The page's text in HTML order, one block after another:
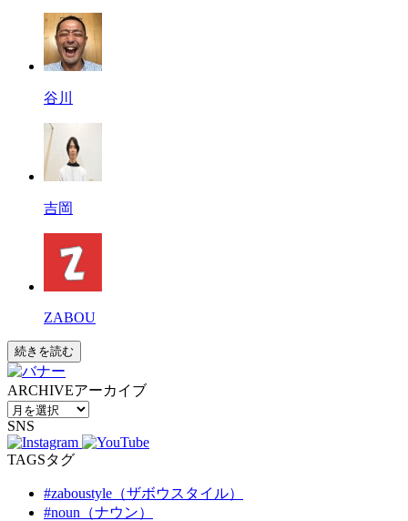
谷川
吉岡
ZABOU
続きを読む
ARCHIVEアーカイブ
SNS
TAGSタグ
#zaboustyle（ザボウスタイル）
#noun（ナウン）